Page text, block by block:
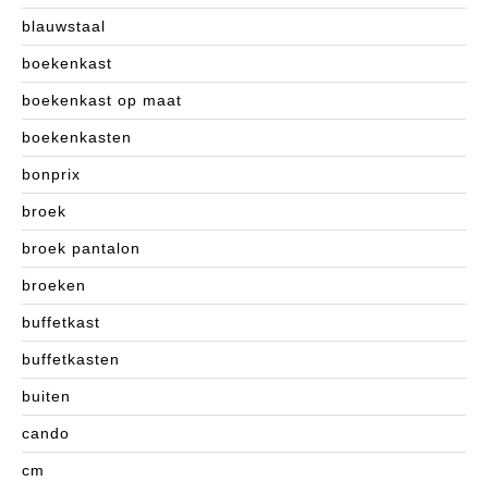
blauwstaal
boekenkast
boekenkast op maat
boekenkasten
bonprix
broek
broek pantalon
broeken
buffetkast
buffetkasten
buiten
cando
cm